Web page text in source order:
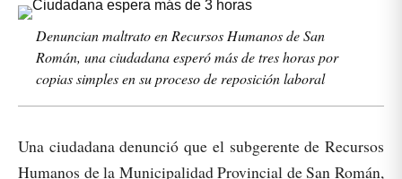
Denuncian maltrato en Recursos Humanos de San
Román, una ciudadana esperó más de tres horas por
copias simples en su proceso de reposición laboral
Una ciudadana denunció que el subgerente de Recursos
Humanos de la Municipalidad Provincial de San Román,